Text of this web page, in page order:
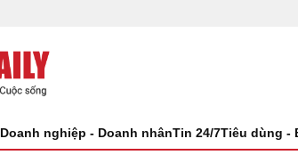
Doanh nghiệp - Doanh nhânTin 24/7Tiêu dùng -